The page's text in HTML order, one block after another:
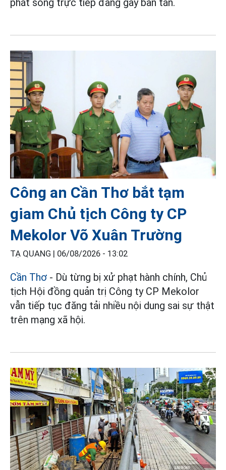
Công an Cần Thơ bắt tạm
giam Chủ tịch Công ty CP
Mekolor Võ Xuân Trường
TẠ QUANG | 06/08/2026 - 13:02
Cần Thơ - Dù từng bị xử phạt hành chính, Chủ
tịch Hội đồng quản trị Công ty CP Mekolor
vẫn tiếp tục đăng tải nhiều nội dung sai sự thật
trên mạng xã hội.